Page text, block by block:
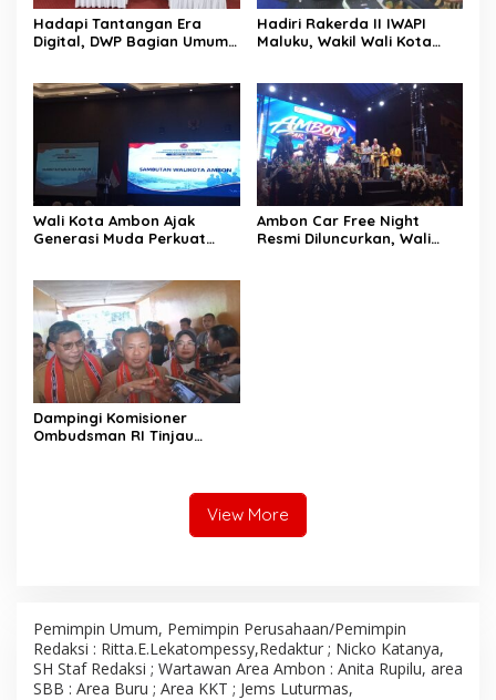
Hadapi Tantangan Era
Digital, DWP Bagian Umum
Pola Asuh Holistik
Hadiri Rakerda II IWAPI
Maluku, Wakil Wali Kota
Pengusaha Perempuan
Wali Kota Ambon Ajak
Generasi Muda Perkuat
Ambon Car Free Night
Resmi Diluncurkan, Wali
Dampingi Komisioner
Ombudsman RI Tinjau
View More
Pemimpin Umum, Pemimpin Perusahaan/Pemimpin
Redaksi : Ritta.E.Lekatompessy,Redaktur ; Nicko Katanya,
SH Staf Redaksi ; Wartawan Area Ambon : Anita Rupilu, area
SBB : Area Buru ; Area KKT ; Jems Luturmas,